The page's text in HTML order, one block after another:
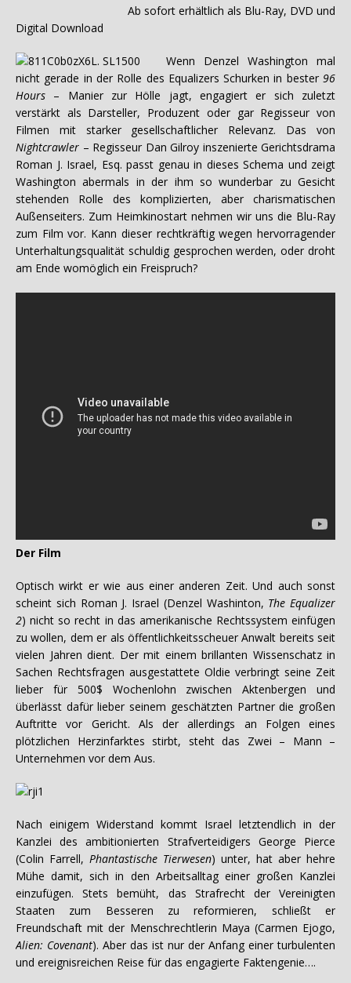
Ab sofort erhältlich als Blu-Ray, DVD und
Digital Download
Wenn Denzel Washington mal
nicht gerade in der Rolle des Equalizers Schurken in bester 96
Hours – Manier zur Hölle jagt, engagiert er sich zuletzt
verstärkt als Darsteller, Produzent oder gar Regisseur von
Filmen mit starker gesellschaftlicher Relevanz. Das von
Nightcrawler – Regisseur Dan Gilroy inszenierte Gerichtsdrama
Roman J. Israel, Esq. passt genau in dieses Schema und zeigt
Washington abermals in der ihm so wunderbar zu Gesicht
stehenden Rolle des komplizierten, aber charismatischen
Außenseiters. Zum Heimkinostart nehmen wir uns die Blu-Ray
zum Film vor. Kann dieser rechtkräftig wegen hervorragender
Unterhaltungsqualität schuldig gesprochen werden, oder droht
am Ende womöglich ein Freispruch?
Der Film
Optisch wirkt er wie aus einer anderen Zeit. Und auch sonst
scheint sich Roman J. Israel (Denzel Washinton, The Equalizer
2) nicht so recht in das amerikanische Rechtssystem einfügen
zu wollen, dem er als öffentlichkeitsscheuer Anwalt bereits seit
vielen Jahren dient. Der mit einem brillanten Wissenschatz in
Sachen Rechtsfragen ausgestattete Oldie verbringt seine Zeit
lieber für 500$ Wochenlohn zwischen Aktenbergen und
überlässt dafür lieber seinem geschätzten Partner die großen
Auftritte vor Gericht. Als der allerdings an Folgen eines
plötzlichen Herzinfarktes stirbt, steht das Zwei – Mann –
Unternehmen vor dem Aus.
Nach einigem Widerstand kommt Israel letztendlich in der
Kanzlei des ambitionierten Strafverteidigers George Pierce
(Colin Farrell, Phantastische Tierwesen) unter, hat aber hehre
Mühe damit, sich in den Arbeitsalltag einer großen Kanzlei
einzufügen. Stets bemüht, das Strafrecht der Vereinigten
Staaten zum Besseren zu reformieren, schließt er
Freundschaft mit der Menschrechtlerin Maya (Carmen Ejogo,
Alien: Covenant). Aber das ist nur der Anfang einer turbulenten
und ereignisreichen Reise für das engagierte Faktengenie….